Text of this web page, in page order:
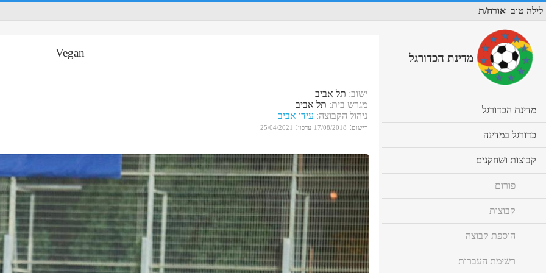
לילה טוב אורח/ת
Vegan
ישוב: תל אביב
מגרש בית: תל אביב
ניהול הקבוצה: עידו אביב
רישום:
17/08/2018 עדכון:
25/04/2021
מדינת הכדורגל
מדינת הכדורגל
to
כדורגל במדינה
to
קבוצות ושחקנים
to
פורום
קבוצות
הוספת קבוצה
רשימת העברות